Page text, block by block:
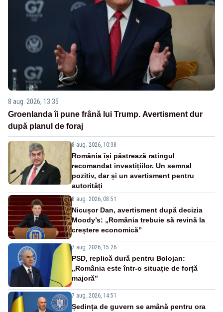
8 aug. 2026, 13:35
Groenlanda îi pune frână lui Trump. Avertisment dur
după planul de foraj
8 aug. 2026, 10:38
România își păstrează ratingul
recomandat investițiilor. Un semnal
pozitiv, dar și un avertisment pentru
autorități
8 aug. 2026, 08:51
Nicușor Dan, avertisment după decizia
Moody’s: „România trebuie să revină la
creștere economică”
7 aug. 2026, 15:26
PSD, replică dură pentru Bolojan:
„România este într-o situație de forță
majoră”
7 aug. 2026, 14:51
Ședința de guvern se amână pentru ora